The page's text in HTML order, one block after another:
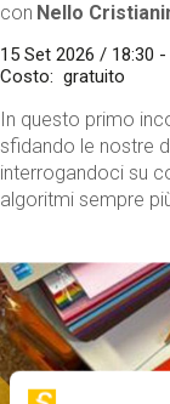
con Nello
15 Set 2026 / 18:30 -
Costo
gratuito
In questo primo
sfidando le nostre
interrogandoci su
algoritmi sempre